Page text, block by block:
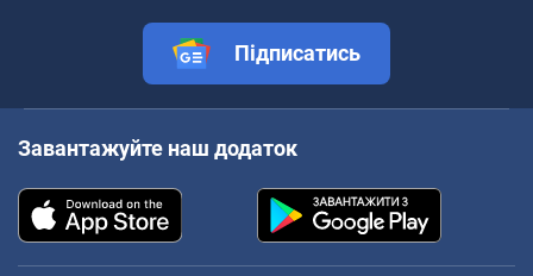
Підписатись
Завантажуйте наш додаток